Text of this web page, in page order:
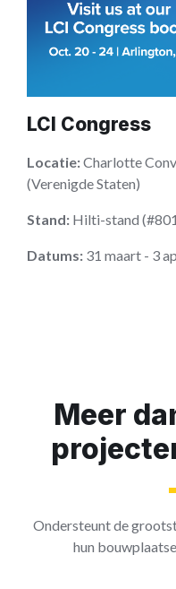
LCI Congress
Locatie:Charlotte
(Verenigde Staten)
Stand: Hilti-stand
Datums: 31 maart - 3
Meer
Ondersteunt de
hun